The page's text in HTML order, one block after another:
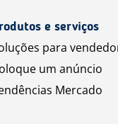
e serviços
para
um anúncio
Mercado